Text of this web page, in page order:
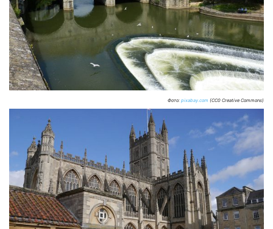
Фото: pixabay.com (CC0 Creative Commons)